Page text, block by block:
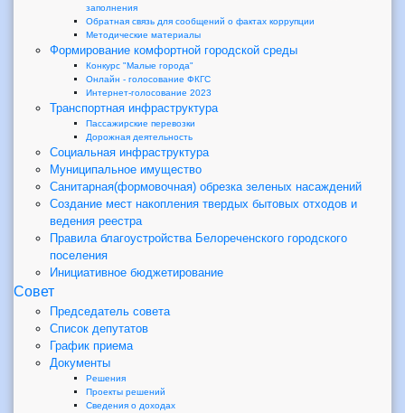
заполнения
Обратная связь для сообщений о фактах коррупции
Методические материалы
Формирование комфортной городской среды
Конкурс "Малые города"
Онлайн - голосование ФКГС
Интернет-голосование 2023
Транспортная инфраструктура
Пассажирские перевозки
Дорожная деятельность
Социальная инфраструктура
Муниципальное имущество
Санитарная(формовочная) обрезка зеленых насаждений
Создание мест накопления твердых бытовых отходов и
ведения реестра
Правила благоустройства Белореченского городского
поселения
Инициативное бюджетирование
Совет
Председатель совета
Список депутатов
График приема
Документы
Решения
Проекты решений
Сведения о доходах